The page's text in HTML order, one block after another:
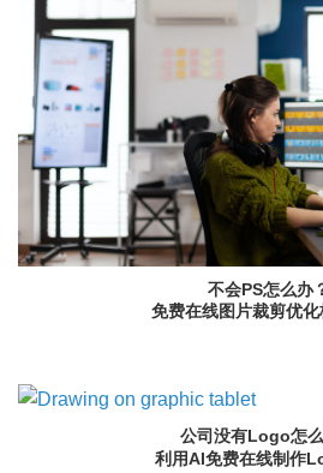
不会PS怎么办
免费在线图片裁剪优
公司没有Logo怎
利用AI免费在线制作